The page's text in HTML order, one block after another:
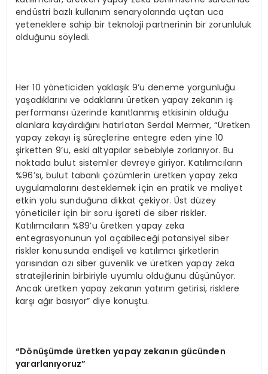
endüstri bazlı kullanım senaryolarında uçtan uca
yeteneklere sahip bir teknoloji partnerinin bir zorunluluk
olduğunu söyledi.
Her 10 yöneticiden yaklaşık 9’u deneme yorgunluğu
yaşadıklarını ve odaklarını üretken yapay zekanın iş
performansı üzerinde kanıtlanmış etkisinin olduğu
alanlara kaydırdığını hatırlatan Serdal Mermer, “Üretken
yapay zekayı iş süreçlerine entegre eden yine 10
şirketten 9’u, eski altyapılar sebebiyle zorlanıyor. Bu
noktada bulut sistemler devreye giriyor. Katılımcıların
%96’sı, bulut tabanlı çözümlerin üretken yapay zeka
uygulamalarını desteklemek için en pratik ve maliyet
etkin yolu sunduğuna dikkat çekiyor. Üst düzey
yöneticiler için bir soru işareti de siber riskler.
Katılımcıların %89’u üretken yapay zeka
entegrasyonunun yol açabileceği potansiyel siber
riskler konusunda endişeli ve katılımcı şirketlerin
yarısından azı siber güvenlik ve üretken yapay zeka
stratejilerinin birbiriyle uyumlu olduğunu düşünüyor.
Ancak üretken yapay zekanın yatırım getirisi, risklere
karşı ağır basıyor” diye konuştu.
“Dönüşümde üretken yapay zekanın gücünden
yararlanıyoruz”